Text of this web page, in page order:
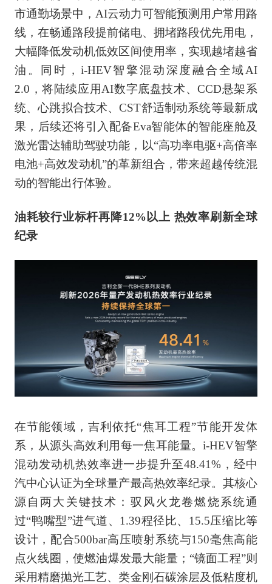
市通勤场景中，AI云动力可智能预测用户常用路
线，在畅通路段提前储电、拥堵路段优先用电，
大幅降低发动机低效区间使用率，实现越堵越省
油。同时，i-HEV智擎混动深度融合全域AI
2.0，将陆续应用AI数字底盘技术、CCD悬架系
统、心跳拟合技术、CST舒适制动系统等最新成
果，后续还将引入配备Eva智能体的智能座舱及
激光雷达辅助驾驶功能，以“高功率电驱+高倍率
电池+高效发动机”的革新组合，带来超越传统混
动的智能出行体验。
油耗较行业标杆再降12%以上 热效率刷新全球
纪录
在节能领域，吉利依托“焦耳工程”节能开发体
系，从源头高效利用每一焦耳能量。i-HEV智擎
混动发动机热效率进一步提升至48.41%，经中
汽中心认证为全球量产最高热效率纪录。其核心
源自两大关键技术：驭风火龙卷燃烧系统通
过“鸭嘴型”进气道、1.39程径比、15.5压缩比等
设计，配合500bar高压喷射系统与150毫焦高能
点火线圈，使燃油爆发最大能量；“镜面工程”则
采用精磨抛光工艺、类金刚石碳涂层及低粘度机